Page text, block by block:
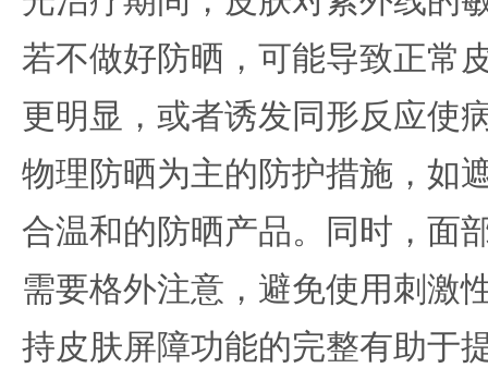
若不做好防晒，可能导致正常
更明显，或者诱发同形反应使
物理防晒为主的防护措施，如
合温和的防晒产品。同时，面
需要格外注意，避免使用刺激
持皮肤屏障功能的完整有助于